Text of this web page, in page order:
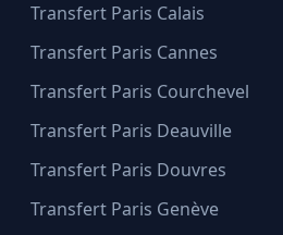
Transfert Paris Calais
Transfert Paris Cannes
Transfert Paris Courchevel
Transfert Paris Deauville
Transfert Paris Douvres
Transfert Paris Genève